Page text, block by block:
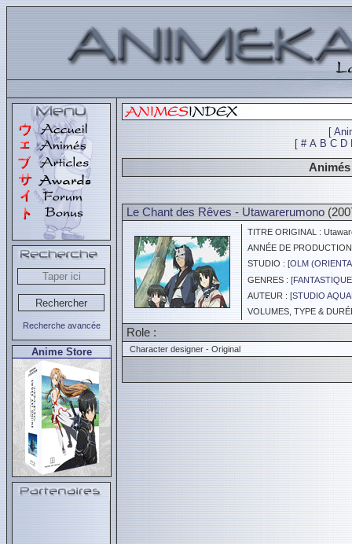
Recherche avancée
Anime Store
[
[ # A B C D
Le Chant des Rêves - Utawarerumono
TITRE ORIGINAL :
ANNÉE DE
STUDIO : [OLM
GENRES : [
AUTEUR : [STUDIO
VOLUMES, TYPE &
Role :
Character designer - Original